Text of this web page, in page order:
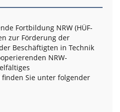
Fortbildung NRW (HÜF-
zur Förderung der
Beschäftigten in Technik
NRW-
Sie unter folgender